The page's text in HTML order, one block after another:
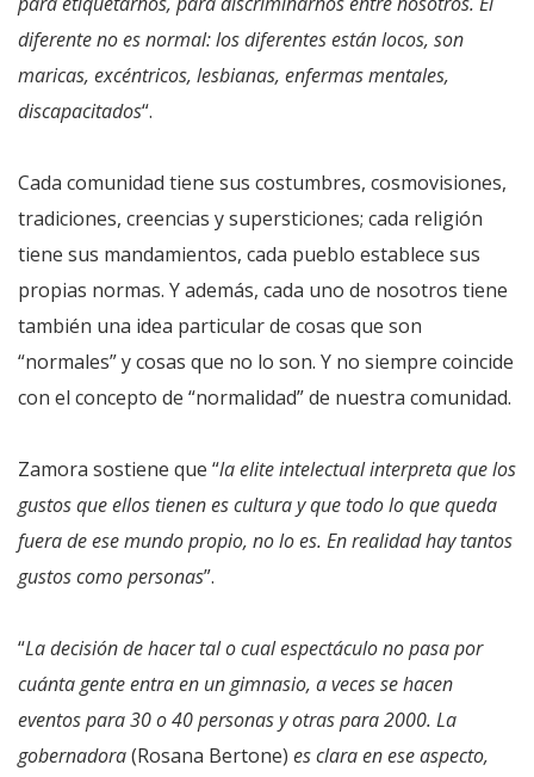
diferente no es normal: los diferentes están locos, son
maricas, excéntricos, lesbianas, enfermas mentales,
discapacitados“.
Cada comunidad tiene sus costumbres, cosmovisiones,
tradiciones, creencias y supersticiones; cada religión
tiene sus mandamientos, cada pueblo establece sus
propias normas. Y además, cada uno de nosotros tiene
también una idea particular de cosas que son
“normales” y cosas que no lo son. Y no siempre coincide
con el concepto de “normalidad” de nuestra comunidad.
Zamora sostiene que “la elite intelectual interpreta que los
gustos que ellos tienen es cultura y que todo lo que queda
fuera de ese mundo propio, no lo es. En realidad hay tantos
gustos como personas”.
“La decisión de hacer tal o cual espectáculo no pasa por
cuánta gente entra en un gimnasio, a veces se hacen
eventos para 30 o 40 personas y otras para 2000. La
gobernadora(Rosana Bertone) es clara en ese aspecto,